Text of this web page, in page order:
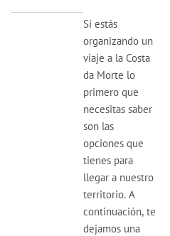
Si estás
organizando un
viaje a la Costa
da Morte lo
primero que
necesitas saber
son las
opciones que
tienes para
llegar a nuestro
territorio. A
continuación, te
dejamos una